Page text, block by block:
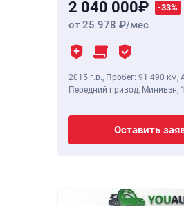
2 040 000 -33%
от 25 978 /мес
2015 г.в., Пробег: 91 490 км,
Передний привод, Минивэн,
Оставить